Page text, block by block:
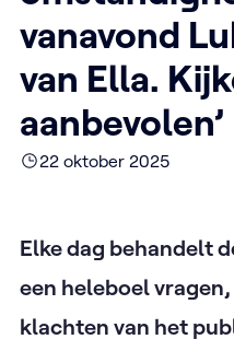
vanavond
van Ella.
aanbevolen’
22 oktober 2025
Elke dag behandelt
een heleboel
klachten van het